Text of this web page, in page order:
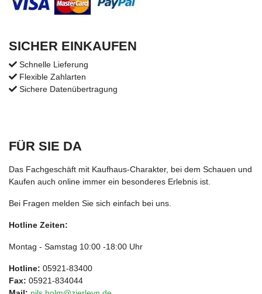
SICHER EINKAUFEN
Schnelle Lieferung
Flexible Zahlarten
Sichere Datenübertragung
FÜR SIE DA
Das Fachgeschäft mit Kaufhaus-Charakter, bei dem Schauen und
Kaufen auch online immer ein besonderes Erlebnis ist.
Bei Fragen melden Sie sich einfach bei uns.
Hotline Zeiten:
Montag - Samstag 10:00 -18:00 Uhr
Hotline: 05921-83400
Fax: 05921-834044